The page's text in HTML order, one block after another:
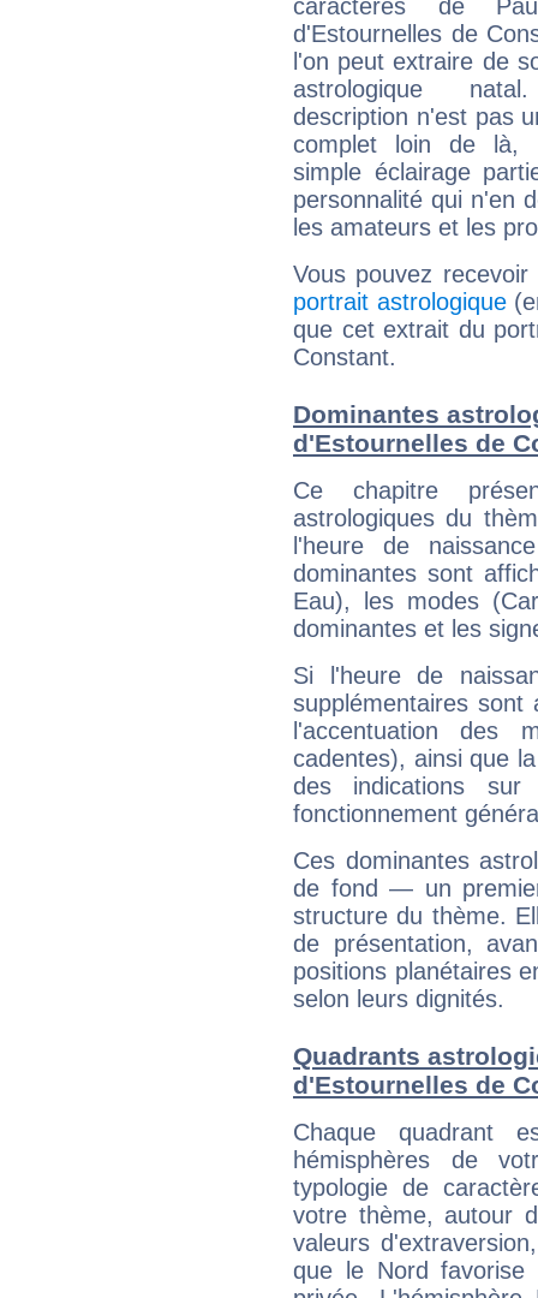
caractères de
d'Estournelles de
l'on peut extraire de
astrologique
description n'est pas
complet loin de là,
simple éclairage
personnalité qui n'en
les amateurs et les
Vous pouvez
portrait astrologique
que cet extrait du
Constant.
Dominantes
d'Estournelles de
Ce chapitre
astrologiques du
l'heure de
dominantes sont
Eau), les modes
dominantes et les
Si l'heure de
supplémentaires sont
l'accentuation des
cadentes), ainsi que
des indications sur
fonctionnement
Ces dominantes
de fond — un
structure du thème.
de présentation,
positions planétaires
selon leurs dignités.
Quadrants
d'Estournelles de
Chaque quadrant
hémisphères de
typologie de
votre thème, autour
valeurs
que le Nord favorise